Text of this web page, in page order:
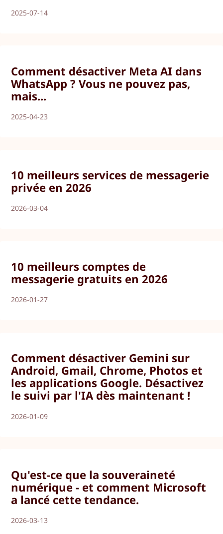
2025-07-14
Comment désactiver Meta AI dans
WhatsApp ? Vous ne pouvez pas,
mais...
2025-04-23
10 meilleurs services de messagerie
privée en 2026
2026-03-04
10 meilleurs comptes de
messagerie gratuits en 2026
2026-01-27
Comment désactiver Gemini sur
Android, Gmail, Chrome, Photos et
les applications Google. Désactivez
le suivi par l'IA dès maintenant !
2026-01-09
Qu'est-ce que la souveraineté
numérique - et comment Microsoft
a lancé cette tendance.
2026-03-13